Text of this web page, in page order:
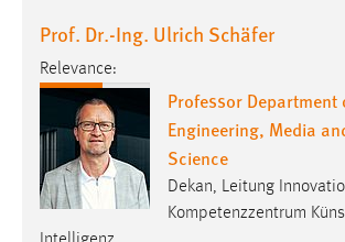
Engineering, Media
Dekan, Leitung
Intelligenz
Telefon: +49 (9621) 482-3623
u.schaefer @oth-aw.de
Lehrgebiet(e): Medieninformatik, Mobile